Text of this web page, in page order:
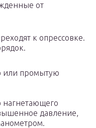
от
к опрессовке.
или промытую
давление,